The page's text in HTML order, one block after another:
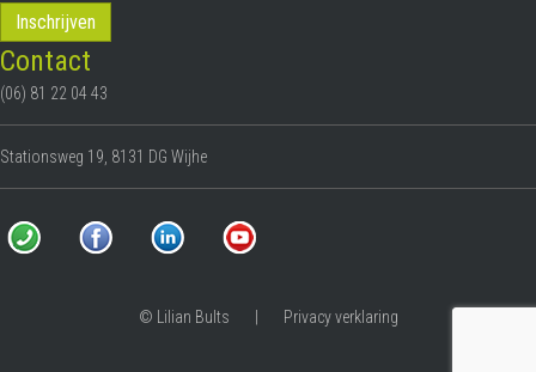
Contact
(06) 81 22 04 43
Stationsweg 19, 8131 DG Wijhe
© Lilian Bults | Privacy verklaring